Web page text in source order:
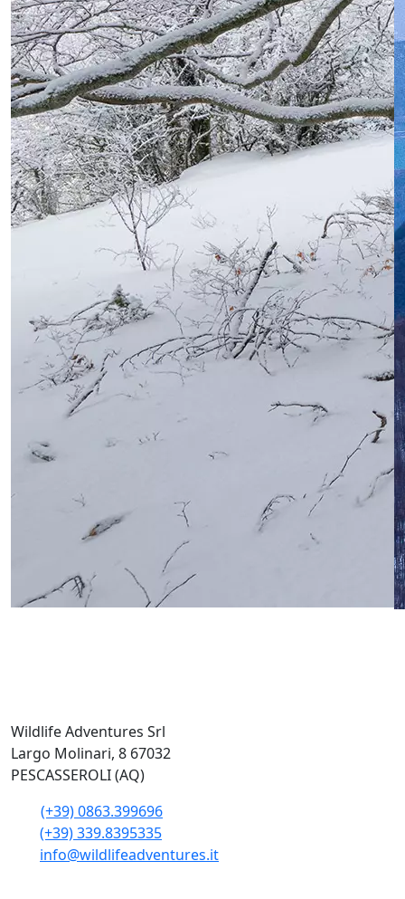
Wildlife Adventures Srl
Largo Molinari, 8 67032
PESCASSEROLI (AQ)
(+39) 0863.399696
(+39) 339.8395335
info@wildlifeadventures.it